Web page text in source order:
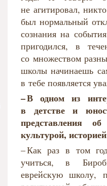
не агитировал,
был нормальный
сознания на
пригодился, в
со множеством
школы начинаешь
в тебе появляется
–В одном из
в детстве и
представления
культурой,
– Как раз в том
учиться, в
еврейскую школу,